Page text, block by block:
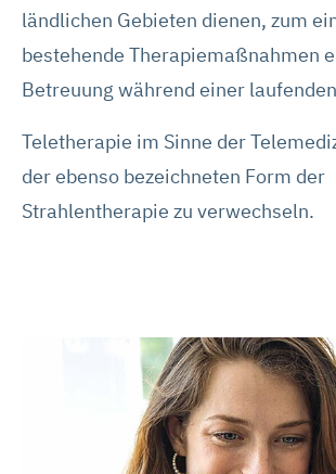
ländlichen Gebieten dienen, zum
bestehende Therapiemaßnahmen
Betreuung während einer
Teletherapie im Sinne der
der ebenso bezeichneten Form der
Strahlentherapie zu verwechseln.